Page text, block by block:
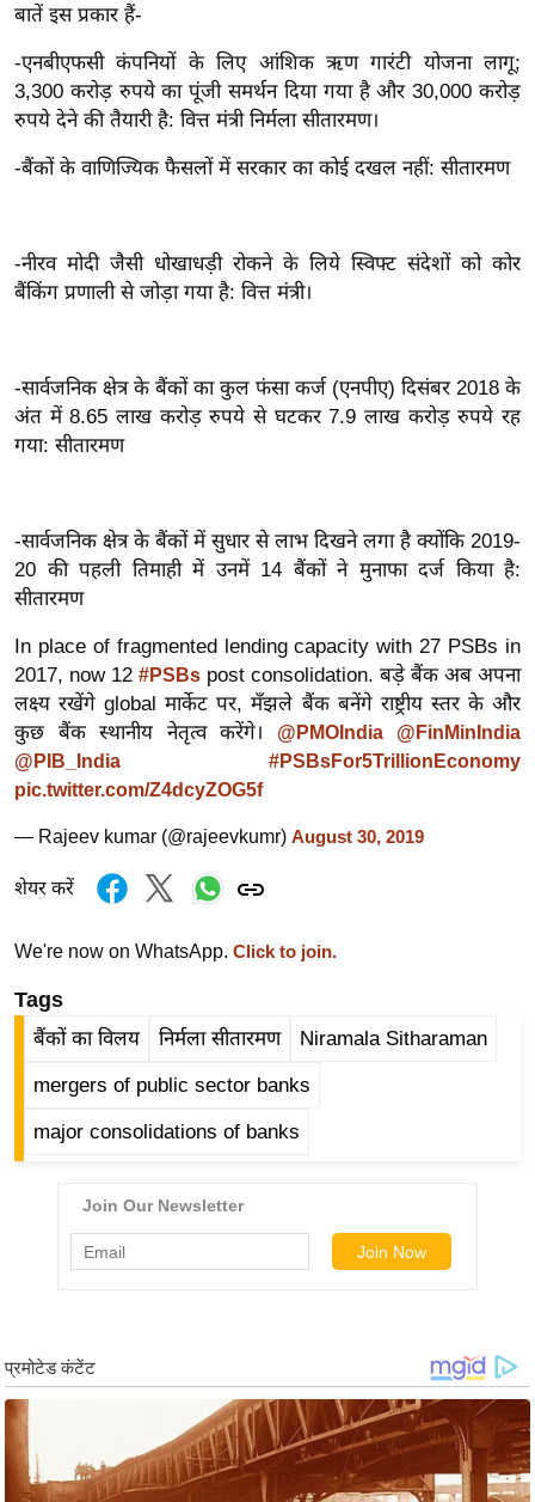
ब्री
म
नो
ज
ग
त
वु
ड
वु
ड
फि
स
मी
क्षा
B
r
k
n
N
e
ला
क्नॉ
लॉ
जी
ब्यू
टी
बातें इस प्रकार हैं-
-एनबीएफसी कंपनियों के लिए आंशिक ऋण गारंटी योजना लागू;
3,300 करोड़ रुपये का पूंजी समर्थन दिया गया है और 30,000 करोड़
रुपये देने की तैयारी है: वित्त मंत्री निर्मला सीतारमण।
-बैंकों के वाणिज्यिक फैसलों में सरकार का कोई दखल नहीं: सीतारमण
-नीरव मोदी जैसी धोखाधड़ी रोकने के लिये स्विफ्ट संदेशों को कोर
बैंकिंग प्रणाली से जोड़ा गया है: वित्त मंत्री।
-सार्वजनिक क्षेत्र के बैंकों का कुल फंसा कर्ज (एनपीए) दिसंबर 2018 के
अंत में 8.65 लाख करोड़ रुपये से घटकर 7.9 लाख करोड़ रुपये रह
गया: सीतारमण
-सार्वजनिक क्षेत्र के बैंकों में सुधार से लाभ दिखने लगा है क्योंकि 2019-
20 की पहली तिमाही में उनमें 14 बैंकों ने मुनाफा दर्ज किया है:
सीतारमण
In place of fragmented lending capacity with 27 PSBs in
2017, now 12 #PSBs post consolidation. बड़े बैंक अब अपना
लक्ष्य रखेंगे global मार्केट पर, मँझले बैंक बनेंगे राष्ट्रीय स्तर के और
कुछ बैंक स्थानीय नेतृत्व करेंगे।
@PMOIndia
@FinMinIndia
@PIB_India
#PSBsFor5TrillionEconomy
pic.twitter.com/Z4dcyZOG5f
— Rajeev kumar (@rajeevkumr) August 30, 2019
शेयर करें
We're now on WhatsApp. Click to join.
Tags
बैंकों का विलय निर्मला सीतारमण Niramala Sitharaman
mergers of public sector banks
major consolidations of banks